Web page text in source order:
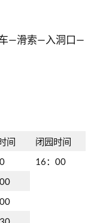
—滑索—入洞口—
间
闭园时间
16：00